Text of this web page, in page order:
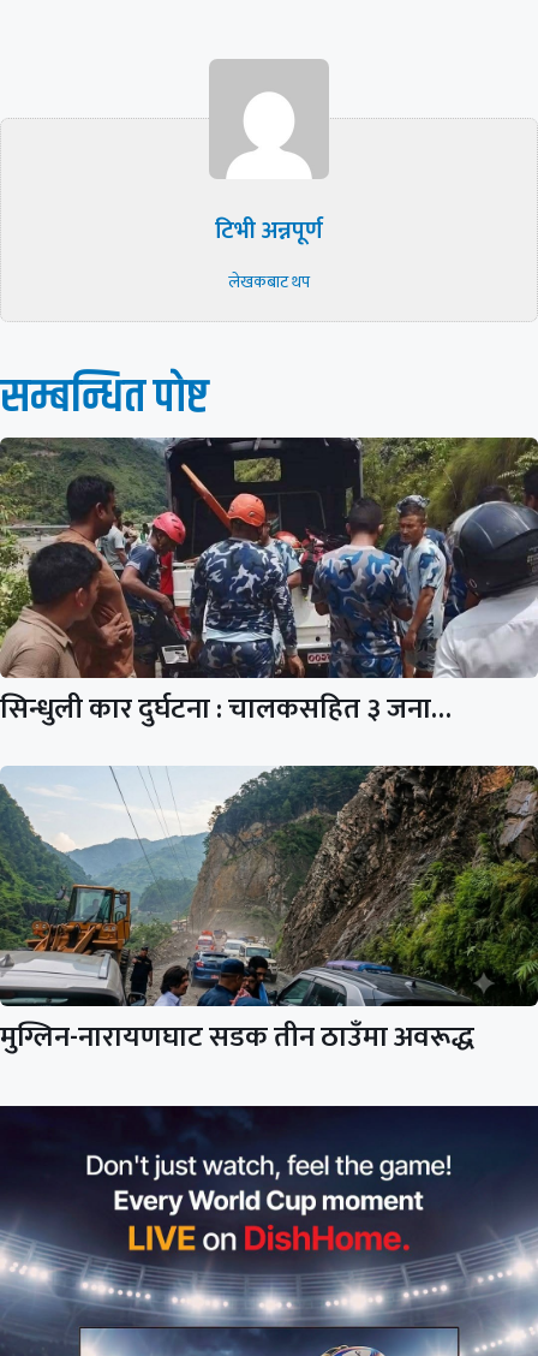
टिभी अन्नपूर्ण
लेखकबाट थप
सम्बन्धित पाेष्ट
सिन्धुली कार दुर्घटना : चालकसहित ३ जना…
मुग्लिन-नारायणघाट सडक तीन ठाउँमा अवरूद्ध